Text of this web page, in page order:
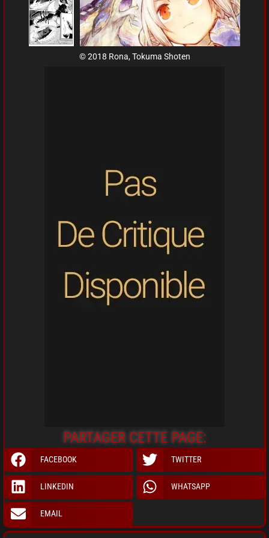
© 2018 Rona, Tokuma Shoten
PARTAGER CETTE PAGE:
FACEBOOK TWITTER
LINKEDIN WHATSAPP
EMAIL